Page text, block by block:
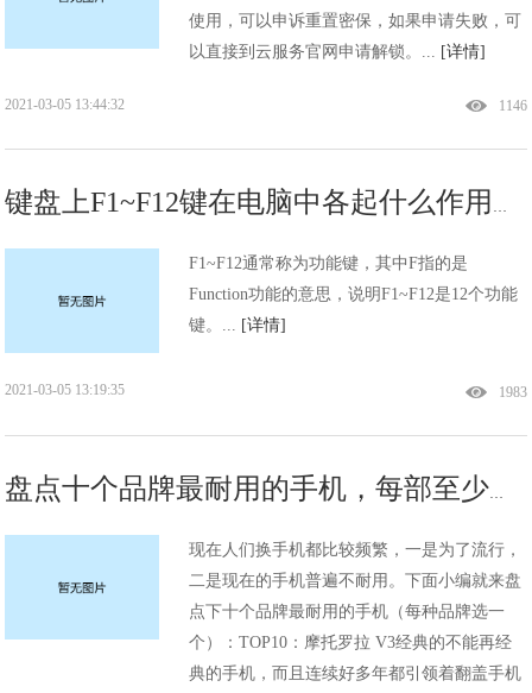
使用，可以申诉重置密保，如果申请失败，可
以直接到云服务官网申请解锁。... [详情]
1146
2021-03-05 13:44:32
键盘上F1~F12键在电脑中各起什么作用，你都会用吗？!
F1~F12通常称为功能键，其中F指的是
Function功能的意思，说明F1~F12是12个功能
键。... [详情]
1983
2021-03-05 13:19:35
现在人们换手机都比较频繁，一是为了流行，
二是现在的手机普遍不耐用。下面小编就来盘
点下十个品牌最耐用的手机（每种品牌选一
个）：TOP10：摩托罗拉 V3经典的不能再经
典的手机，而且连续好多年都引领着翻盖手机